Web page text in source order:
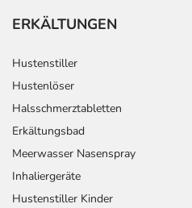
ERKÄLTUNGEN
Hustenstiller
Hustenlöser
Halsschmerztabletten
Erkältungsbad
Meerwasser Nasenspray
Inhaliergeräte
Hustenstiller Kinder